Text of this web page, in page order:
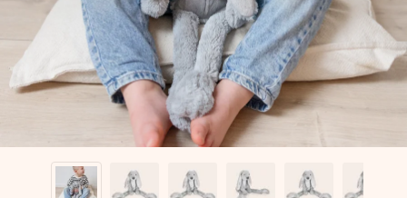
Créez quelque chose d’unique en quelques étapes – avec
son prénom, votre photo ou un message qui touche le cœur.
Sans complications, juste tout l’amour pour le moment idéal.